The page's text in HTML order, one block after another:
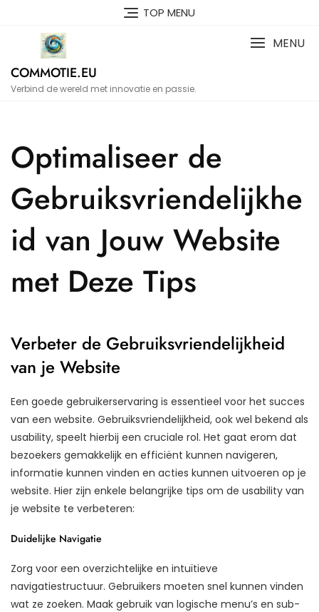
TOP MENU
COMMOTIE.EU
Verbind de wereld met innovatie en passie.
MENU
Optimaliseer de
Gebruiksvriendelijkhe
id van Jouw Website
met Deze Tips
Verbeter de Gebruiksvriendelijkheid
van je Website
Een goede gebruikerservaring is essentieel voor het succes
van een website. Gebruiksvriendelijkheid, ook wel bekend als
usability, speelt hierbij een cruciale rol. Het gaat erom dat
bezoekers gemakkelijk en efficiënt kunnen navigeren,
informatie kunnen vinden en acties kunnen uitvoeren op je
website. Hier zijn enkele belangrijke tips om de usability van
je website te verbeteren:
Duidelijke Navigatie
Zorg voor een overzichtelijke en intuïtieve
navigatiestructuur. Gebruikers moeten snel kunnen vinden
wat ze zoeken. Maak gebruik van logische menu’s en sub-